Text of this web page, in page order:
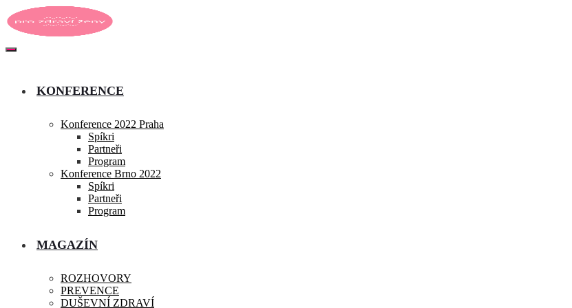
KONFERENCE
Konference 2022 Praha
Spíkri
Partneři
Program
Konference Brno 2022
Spíkri
Partneři
Program
MAGAZÍN
ROZHOVORY
PREVENCE
DUŠEVNÍ ZDRAVÍ